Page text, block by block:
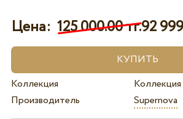
Цена: 125 000.00 тг.92
Коллекция
Производитель
Supernova